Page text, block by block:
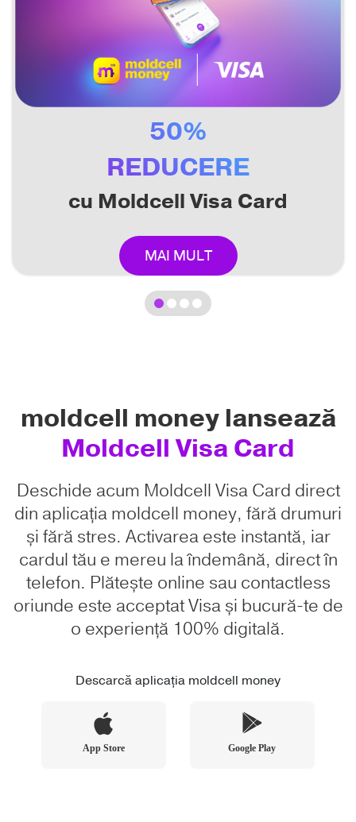
50%
REDUCERE
cu Moldcell Visa Card
MAI MULT
1 2 3 4
moldcell money lansează
Moldcell Visa Card
Deschide acum Moldcell Visa Card direct
din aplicația moldcell money, fără drumuri
și fără stres. Activarea este instantă, iar
cardul tău e mereu la îndemână, direct în
telefon. Plătește online sau contactless
oriunde este acceptat Visa și bucură-te de
o experiență 100% digitală.
Descarcă aplicația moldcell money
App Store Google Play